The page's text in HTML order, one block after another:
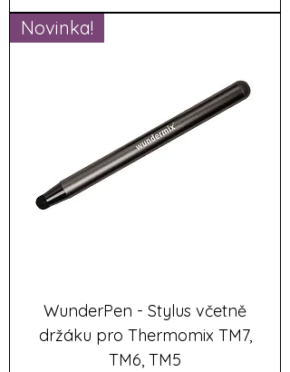
Novinka!
WunderPen - Stylus včetně
držáku pro Thermomix TM7,
TM6, TM5